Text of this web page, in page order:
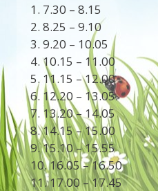
1. 7.30 – 8.15
2. 8.25 – 9.10
3. 9.20 – 10.05
4. 10.15 – 11.00
5. 11.15 – 12.00
6. 12.20 – 13.05
7. 13.20 – 14.05
8. 14.15 – 15.00
9. 15.10 – 15.55
10. 16.05 – 16.50
11. 17.00 – 17.45